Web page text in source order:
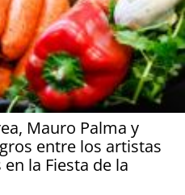
Mauro Palma y
entre los artistas
la Fiesta de la